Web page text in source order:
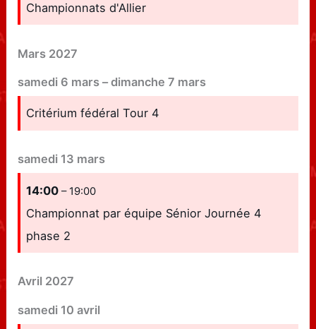
Championnats d'Allier
Mars 2027
samedi 6 mars –dimanche 7 mars
Critérium fédéral Tour 4
samedi 13 mars
14:00– 19:00
Championnat par équipe Sénior Journée 4
phase 2
Avril 2027
samedi 10 avril